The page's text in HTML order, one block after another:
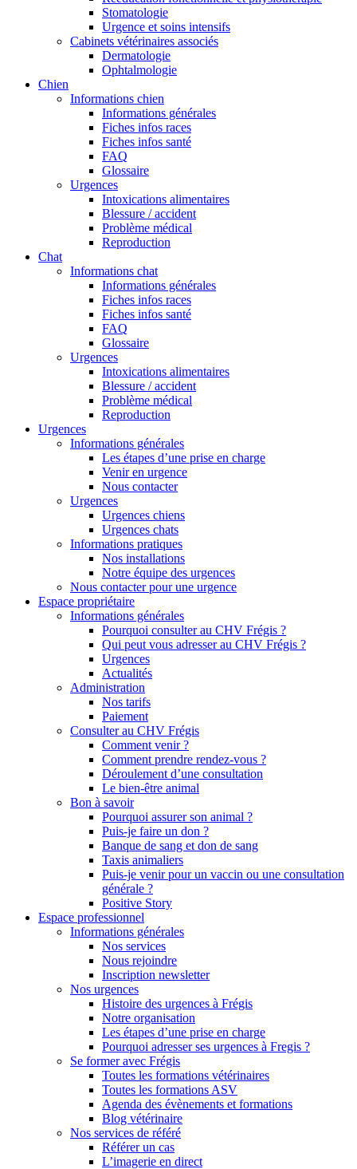
Stomatologie
Urgence et soins intensifs
Cabinets vétérinaires associés
Dermatologie
Ophtalmologie
Chien
Informations chien
Informations générales
Fiches infos races
Fiches infos santé
FAQ
Glossaire
Urgences
Intoxications alimentaires
Blessure / accident
Problème médical
Reproduction
Chat
Informations chat
Informations générales
Fiches infos races
Fiches infos santé
FAQ
Glossaire
Urgences
Intoxications alimentaires
Blessure / accident
Problème médical
Reproduction
Urgences
Informations générales
Les étapes d’une prise en charge
Venir en urgence
Nous contacter
Urgences
Urgences chiens
Urgences chats
Informations pratiques
Nos installations
Notre équipe des urgences
Nous contacter pour une urgence
Espace propriétaire
Informations générales
Pourquoi consulter au CHV Frégis ?
Qui peut vous adresser au CHV Frégis ?
Urgences
Actualités
Administration
Nos tarifs
Paiement
Consulter au CHV Frégis
Comment venir ?
Comment prendre rendez-vous ?
Déroulement d’une consultation
Le bien-être animal
Bon à savoir
Pourquoi assurer son animal ?
Puis-je faire un don ?
Banque de sang et don de sang
Taxis animaliers
Puis-je venir pour un vaccin ou une consultation
générale ?
Positive Story
Espace professionnel
Informations générales
Nos services
Nous rejoindre
Inscription newsletter
Nos urgences
Histoire des urgences à Frégis
Notre organisation
Les étapes d’une prise en charge
Pourquoi adresser ses urgences à Fregis ?
Se former avec Frégis
Toutes les formations vétérinaires
Toutes les formations ASV
Agenda des évènements et formations
Blog vétérinaire
Nos services de référé
Référer un cas
L’imagerie en direct